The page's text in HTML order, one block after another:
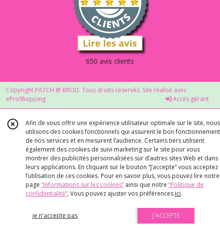
650 avis clients
Copyright PATCH @ BROD. Tous droits réservés. Site réalisé avec
eProShopping
Accès gérant
Afin de vous offrir une expérience utilisateur optimale sur le site, nous
utilisons des cookies fonctionnels qui assurent le bon fonctionnement
de nos services et en mesurent l’audience. Certains tiers utilisent
également des cookies de suivi marketing sur le site pour vous
montrer des publicités personnalisées sur d’autres sites Web et dans
leurs applications. En cliquant sur le bouton “J’accepte” vous acceptez
l’utilisation de ces cookies. Pour en savoir plus, vous pouvez lire notre
page “Informations sur les cookies” ainsi que notre “Politique de
confidentialité“. Vous pouvez ajuster vos préférences ici.
je n'accepte pas J'ACCEPTE